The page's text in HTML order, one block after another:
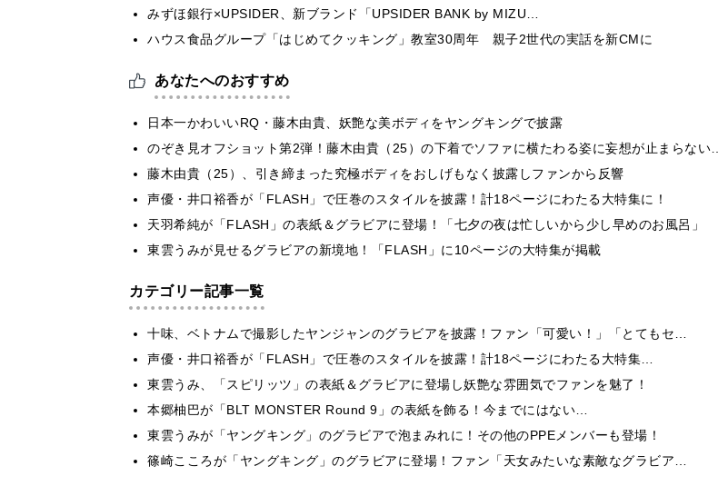
みずほ銀行×UPSIDER、新ブランド「UPSIDER BANK by MIZU…
ハウス食品グループ「はじめてクッキング」教室30周年 親子2世代の実話を新CMに
あなたへのおすすめ
日本一かわいいRQ・藤木由貴、妖艶な美ボディをヤングキングで披露
のぞき見オフショット第2弾！藤木由貴（25）の下着でソファに横たわる姿に妄想が止まらない…
藤木由貴（25）、引き締まった究極ボディをおしげもなく披露しファンから反響
声優・井口裕香が「FLASH」で圧巻のスタイルを披露！計18ページにわたる大特集に！
天羽希純が「FLASH」の表紙＆グラビアに登場！「七夕の夜は忙しいから少し早めのお風呂」
東雲うみが見せるグラビアの新境地！「FLASH」に10ページの大特集が掲載
カテゴリー記事一覧
十味、ベトナムで撮影したヤンジャンのグラビアを披露！ファン「可愛い！」「とてもセ…
声優・井口裕香が「FLASH」で圧巻のスタイルを披露！計18ページにわたる大特集…
東雲うみ、「スピリッツ」の表紙＆グラビアに登場し妖艶な雰囲気でファンを魅了！
本郷柚巴が「BLT MONSTER Round 9」の表紙を飾る！今までにはない…
東雲うみが「ヤングキング」のグラビアで泡まみれに！その他のPPEメンバーも登場！
篠崎こころが「ヤングキング」のグラビアに登場！ファン「天女みたいな素敵なグラビア…